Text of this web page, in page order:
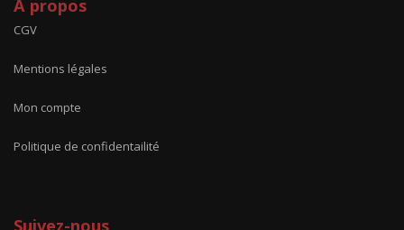
A propos
CGV
Mentions légales
Mon compte
Politique de confidentailité
Suivez-nous